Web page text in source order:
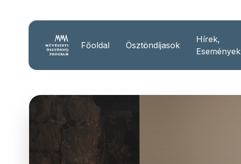
Főoldal Ösztöndíjasok
Hírek,
Események